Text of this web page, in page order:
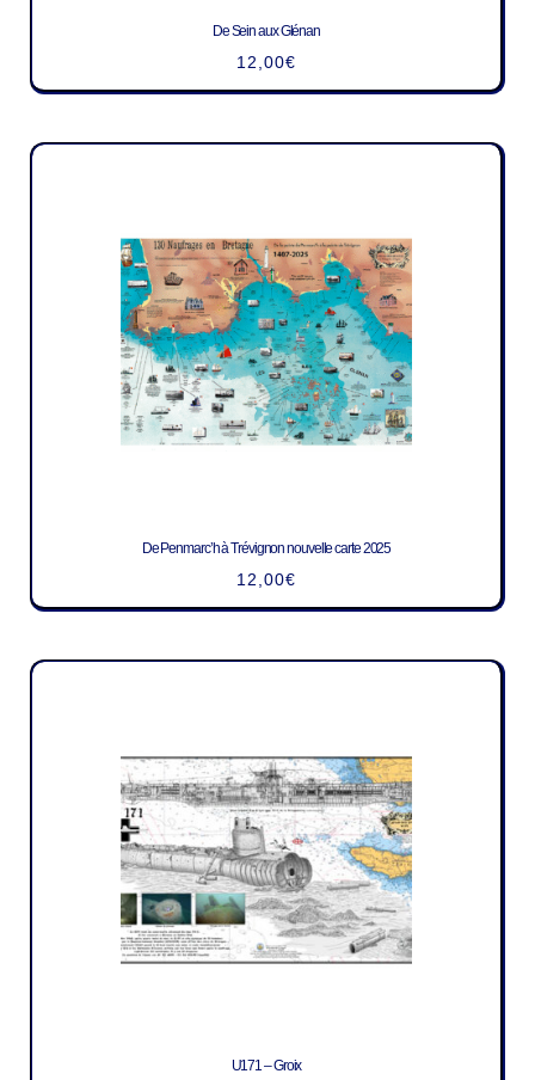
De Sein aux Glénan
12,00€
De Penmarc’h à Trévignon nouvelle carte 2025
12,00€
U171 – Groix